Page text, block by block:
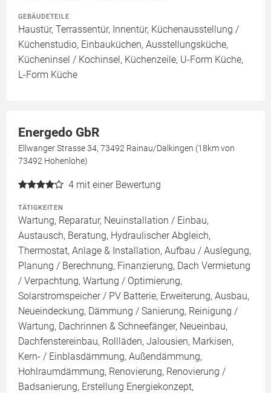
GEBÄUDETEILE
Haustür, Terrassentür, Innentür, Küchenausstellung /
Küchenstudio, Einbauküchen, Ausstellungsküche,
Kücheninsel / Kochinsel, Küchenzeile, U-Form Küche,
L-Form Küche
Energedo GbR
Ellwanger Strasse 34, 73492 Rainau/Dalkingen (18km von
73492 Hohenlohe)
4 mit einer Bewertung
TÄTIGKEITEN
Wartung, Reparatur, Neuinstallation / Einbau,
Austausch, Beratung, Hydraulischer Abgleich,
Thermostat, Anlage & Installation, Aufbau / Auslegung,
Planung / Berechnung, Finanzierung, Dach Vermietung
/ Verpachtung, Wartung / Optimierung,
Solarstromspeicher / PV Batterie, Erweiterung, Ausbau,
Neueindeckung, Dämmung / Sanierung, Reinigung /
Wartung, Dachrinnen & Schneefänger, Neueinbau,
Dachfenstereinbau, Rollläden, Jalousien, Markisen,
Kern- / Einblasdämmung, Außendämmung,
Hohlraumdämmung, Renovierung, Renovierung /
Badsanierung, Erstellung Energiekonzept,